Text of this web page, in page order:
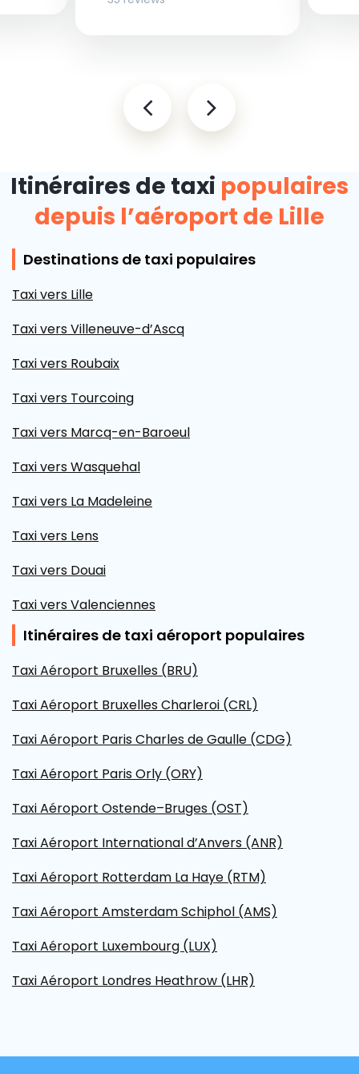
Itinéraires de taxi populaires
depuis l’aéroport de Lille
Destinations de taxi populaires
Taxi vers Lille
Taxi vers Villeneuve-d’Ascq
Taxi vers Roubaix
Taxi vers Tourcoing
Taxi vers Marcq-en-Baroeul
Taxi vers Wasquehal
Taxi vers La Madeleine
Taxi vers Lens
Taxi vers Douai
Taxi vers Valenciennes
Itinéraires de taxi aéroport populaires
Taxi Aéroport Bruxelles (BRU)
Taxi Aéroport Bruxelles Charleroi (CRL)
Taxi Aéroport Paris Charles de Gaulle (CDG)
Taxi Aéroport Paris Orly (ORY)
Taxi Aéroport Ostende–Bruges (OST)
Taxi Aéroport International d’Anvers (ANR)
Taxi Aéroport Rotterdam La Haye (RTM)
Taxi Aéroport Amsterdam Schiphol (AMS)
Taxi Aéroport Luxembourg (LUX)
Taxi Aéroport Londres Heathrow (LHR)